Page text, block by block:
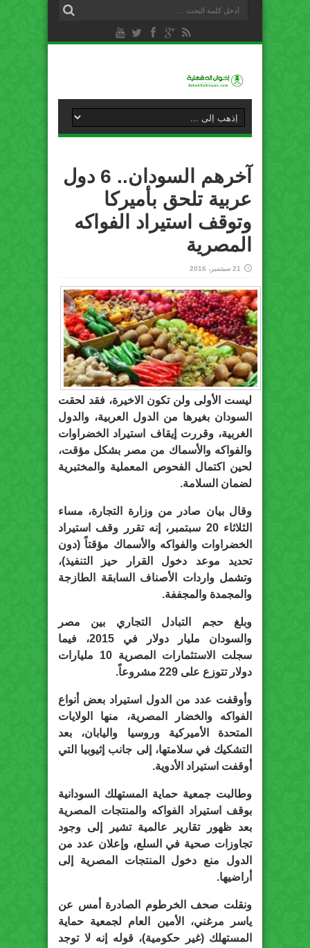
آخرهم السودان.. 6 دول
عربية تلحق بأميركا
وتوقف استيراد الفواكه
المصرية
21 سبتمبر، 2016
ليست الأولى ولن تكون الاخيرة، فقد لحقت
السودان بغيرها من الدول العربية، والدول
الغربية، وقررت إيقاف استيراد الخضراوات
والفواكه والأسماك من مصر بشكل مؤقت،
لحين اكتمال الفحوص المعملية والمختبرية
لضمان السلامة.
وقال بيان صادر من وزارة التجارة، مساء
الثلاثاء 20 سبتمبر، إنه تقرر وقف استيراد
الخضراوات والفواكه والأسماك مؤقتاً (دون
تحديد موعد دخول القرار حيز التنفيذ)،
وتشمل واردات الأصناف السابقة الطازجة
والمجمدة والمجففة.
وبلغ حجم التبادل التجاري بين مصر
والسودان مليار دولار في 2015، فيما
سجلت الاستثمارات المصرية 10 مليارات
دولار تتوزع على 229 مشروعاً.
وأوقفت عدد من الدول استيراد بعض أنواع
الفواكه والخضار المصرية، منها الولايات
المتحدة الأميركية وروسيا واليابان، بعد
التشكيك في سلامتها، إلى جانب إثيوبيا التي
أوقفت استيراد الأدوية.
وطالبت جمعية حماية المستهلك السودانية
بوقف استيراد الفواكه والمنتجات المصرية
بعد ظهور تقارير عالمية تشير إلى وجود
تجاوزات صحية في السلع، وإعلان عدد من
الدول منع دخول المنتجات المصرية إلى
أراضيها.
ونقلت صحف الخرطوم الصادرة أمس عن
ياسر مرغني، الأمين العام لجمعية حماية
المستهلك (غير حكومية)، قوله إنه لا توجد